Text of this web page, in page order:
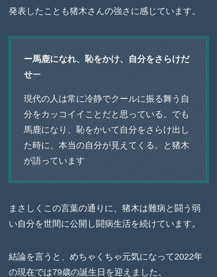
発表したことも猪木さんの強さに感じています。
ー馬鹿になれ、恥をかけ、自分をさらけだ
せー
現代の人は常に冷静でクールに振る舞う自
分をカッコイイことだと思っている。でも
馬鹿になり、恥をかいて自分をさらけ出し
た時に、本当の自分が見えてくる。と猪木
が語っています
まさしくこの言葉の通りに、猪木は難病と闘う弱
い自分を世間に公開し闘病生活を続けています。
結論を言うと、めちゃくちゃ元気になって2022年
の現在では79歳の誕生日を迎えました。